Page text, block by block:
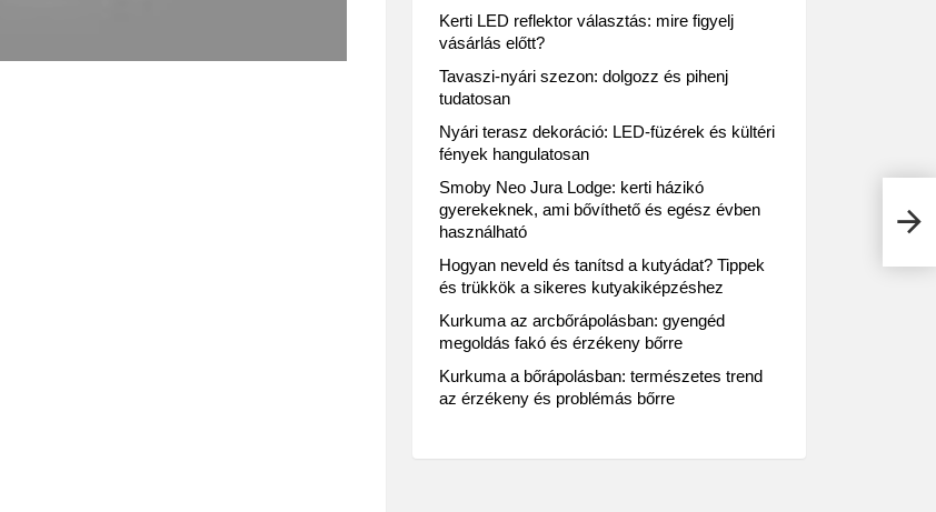
Kerti LED reflektor választás: mire figyelj
vásárlás előtt?
Tavaszi-nyári szezon: dolgozz és pihenj
tudatosan
Nyári terasz dekoráció: LED-füzérek és kültéri
fények hangulatosan
Smoby Neo Jura Lodge: kerti házikó
gyerekeknek, ami bővíthető és egész évben
használható
Hogyan neveld és tanítsd a kutyádat? Tippek
és trükkök a sikeres kutyakiképzéshez
Kurkuma az arcbőrápolásban: gyengéd
megoldás fakó és érzékeny bőrre
Kurkuma a bőrápolásban: természetes trend
az érzékeny és problémás bőrre